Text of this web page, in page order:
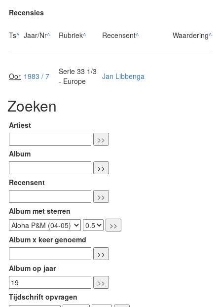
Recensies
Ts^ Jaar/Nr^ Rubriek^ Recensent^ Waardering^
Oor 1983 / 7
Serie 33 1/3
- Europe
Jan Libbenga
Zoeken
Artiest
Album
Recensent
Album met sterren
Album x keer genoemd
Album op jaar
Tijdschrift opvragen